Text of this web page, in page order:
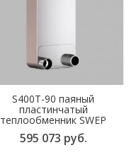
S400T-90 паяный
пластинчатый
теплообменник SWEP
595 073 руб.